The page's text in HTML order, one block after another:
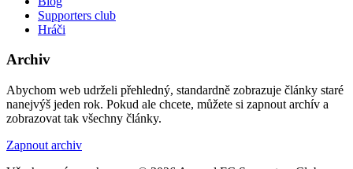
Supporters club
Hráči
Archiv
Abychom web udrželi přehledný, standardně zobrazuje články staré
nanejvýš jeden rok. Pokud ale chcete, můžete si zapnout archív a
zobrazovat tak všechny články.
Zapnout archiv